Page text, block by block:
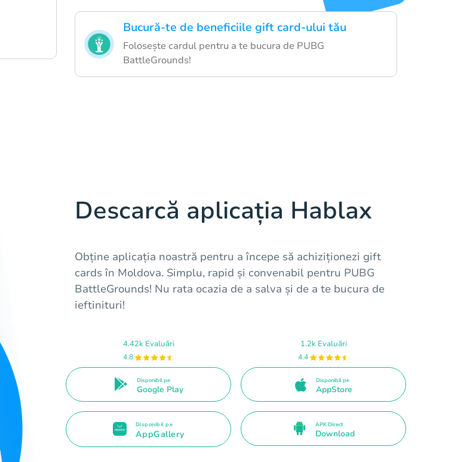
Bucură-te de beneficiile gift card-ului tău
Folosește cardul pentru a te bucura de PUBG
BattleGrounds!
Descarcă aplicația Hablax
Obține aplicația noastră pentru a începe să achiziționezi gift
cards în Moldova. Simplu, rapid și convenabil pentru PUBG
BattleGrounds! Nu rata ocazia de a salva și de a te bucura de
ieftinituri!
4.42k Evaluări
4.8
Disponibil pe
Google Play
1.2k Evaluări
4.4
Disponibil pe
AppStore
Disponibil pe
AppGallery
APK Direct
Download